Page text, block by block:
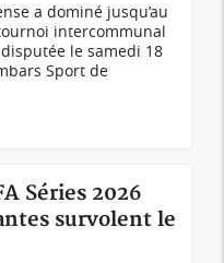
a dominé jusqu’au
intercommunal
le samedi 18
Sport de
Séries 2026
survolent le